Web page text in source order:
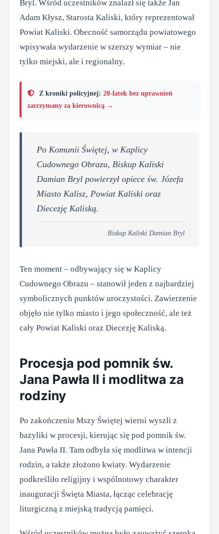
Bryl. Wśród uczestników znalazł się także Jan
Adam Kłysz, Starosta Kaliski, który reprezentował
Powiat Kaliski. Obecność samorządu powiatowego
wpisywała wydarzenie w szerszy wymiar – nie
tylko miejski, ale i regionalny.
Z kroniki policyjnej: 20-latek bez uprawnień
zatrzymany za kierownicą →
Po Komunii Świętej, w Kaplicy
Cudownego Obrazu, Biskup Kaliski
Damian Bryl powierzył opiece św. Józefa
Miasto Kalisz, Powiat Kaliski oraz
Diecezję Kaliską.
Biskup Kaliski Damian Bryl
Ten moment – odbywający się w Kaplicy
Cudownego Obrazu – stanowił jeden z najbardziej
symbolicznych punktów uroczystości. Zawierzenie
objęło nie tylko miasto i jego społeczność, ale też
cały Powiat Kaliski oraz Diecezję Kaliską.
Procesja pod pomnik św.
Jana Pawła II i modlitwa za
rodziny
Po zakończeniu Mszy Świętej wierni wyszli z
bazyliki w procesji, kierując się pod pomnik św.
Jana Pawła II. Tam odbyła się modlitwa w intencji
rodzin, a także złożono kwiaty. Wydarzenie
podkreśliło religijny i wspólnotowy charakter
inauguracji Święta Miasta, łącząc celebrację
liturgiczną z miejską tradycją pamięci.